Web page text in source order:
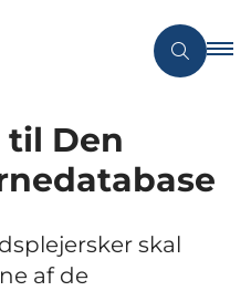
Den
skal
af de